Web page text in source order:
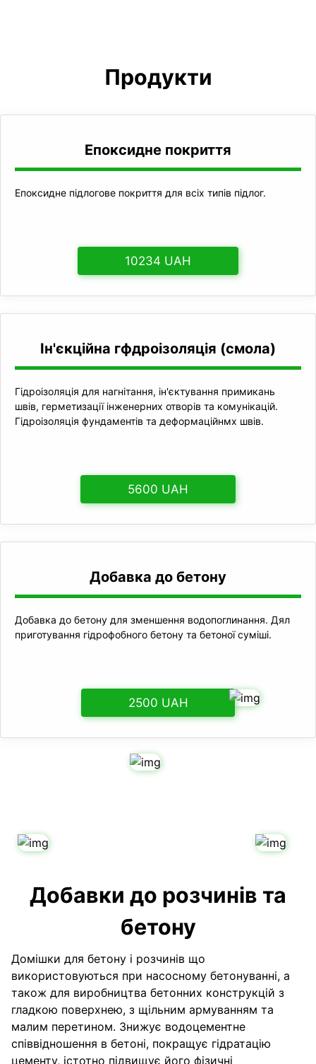
Продукти
Епоксидне покриття
Епоксидне підлогове покриття для всіх типів підлог.
10234 UAH
Ін'єкційна гфдроізоляція (смола)
Гідроізоляція для нагнітання, ін'єктування примикань
швів, герметизації інженерних отворів та комунікацій.
Гідроізоляція фундаментів та деформаційнмх швів.
5600 UAH
Добавка до бетону
Добавка до бетону для зменшення водопоглинання. Дял
приготування гідрофобного бетону та бетоної суміші.
2500 UAH
Добавки до розчинів та
бетону
Домішки для бетону і розчинів що
використовуються при насосному бетонуванні, а
також для виробництва бетонних конструкцій з
гладкою поверхнею, з щільним армуванням та
малим перетином. Знижує водоцементне
співвідношення в бетоні, покращує гідратацію
цементу, істотно підвищує його фізичні